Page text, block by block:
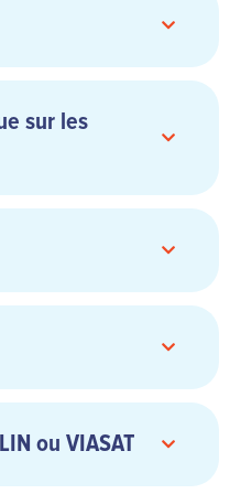
diffamatoires ou
la structure de
ce soit ;
des marques
sans avoir
sur les
ou VIASAT